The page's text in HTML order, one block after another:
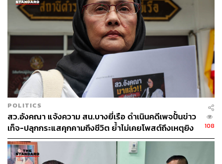
POLITICS
สว.อังคณา แจ้งความ สน.บางยี่เรือ ดำเนินคดีเพจปั้นข่าว
เท็จ-ปลุกกระแสคุกคามถึงชีวิต ย้ำไม่เคยโพสต์ถึงเหตุยิง
ทหารพราน 5 นาย ที่นราธิวาส
108